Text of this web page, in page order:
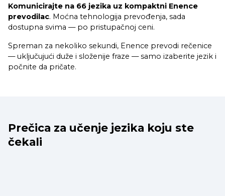
Komunicirajte na 66 jezika uz kompaktni Enence
prevodilac. Moćna tehnologija prevođenja, sada
dostupna svima — po pristupačnoj ceni.
Spreman za nekoliko sekundi, Enence prevodi rečenice
— uključujući duže i složenije fraze — samo izaberite jezik i
počnite da pričate.
Prečica za učenje jezika koju ste
čekali